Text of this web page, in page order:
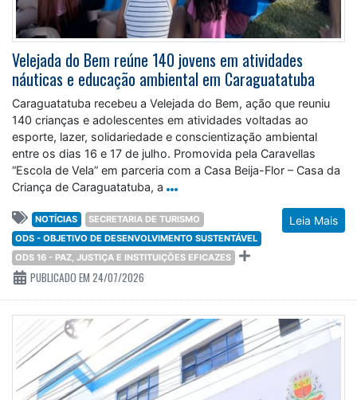
Velejada do Bem reúne 140 jovens em atividades
náuticas e educação ambiental em Caraguatatuba
Caraguatatuba recebeu a Velejada do Bem, ação que reuniu
140 crianças e adolescentes em atividades voltadas ao
esporte, lazer, solidariedade e conscientização ambiental
entre os dias 16 e 17 de julho. Promovida pela Caravellas
“Escola de Vela” em parceria com a Casa Beija-Flor – Casa da
Criança de Caraguatatuba, a
Leia Mais
NOTÍCIAS
SECRETARIA DE TURISMO
ODS - OBJETIVO DE DESENVOLVIMENTO SUSTENTÁVEL
ODS 16 - PAZ, JUSTIÇA E INSTITUIÇÕES EFICAZES
PUBLICADO EM 24/07/2026